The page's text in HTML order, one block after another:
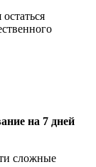
на 7 дней
сложные